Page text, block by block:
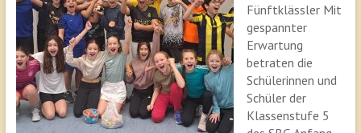
Fünftklässler Mit
gespannter
Erwartung
betraten die
Schülerinnen und
Schüler der
Klassenstufe 5